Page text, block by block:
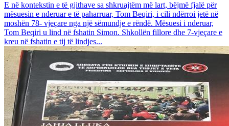
E në kontekstin e të gjithave sa shkruajtëm më lart, bëjmë fjalë për
mësuesin e nderuar e të paharruar, Tom Beqiri, i cili ndërroi jetë në
moshën 78- vjeçare nga një sëmundje e rëndë. Mësuesi i nderuar,
Tom Beqiri u lind në fshatin Simon. Shkollën fillore dhe 7-vjeçare e
kreu në fshatin e tij të lindjes...